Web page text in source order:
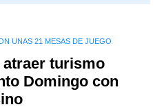
UNAS 21 MESAS DE JUEGO
turismo
Domingo con